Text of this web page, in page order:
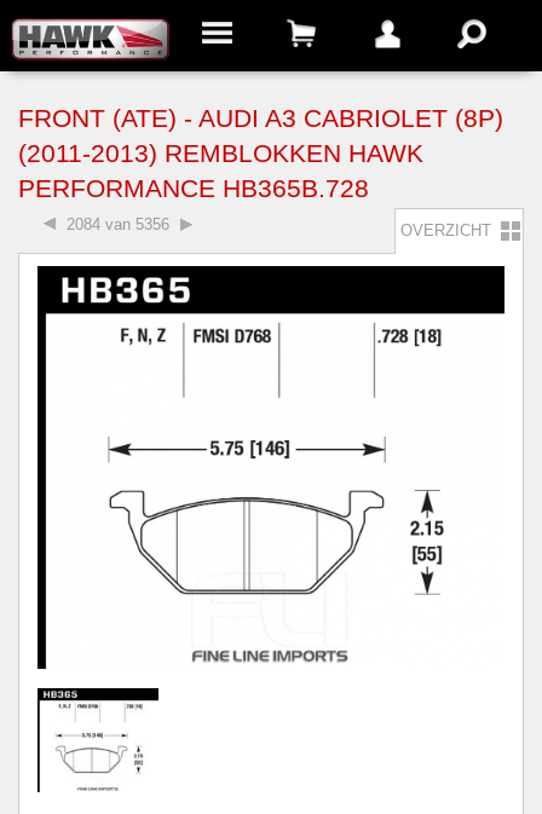
FRONT (ATE) - AUDI A3 CABRIOLET (8P)
(2011-2013) REMBLOKKEN HAWK
PERFORMANCE HB365B.728
2084 van 5356 OVERZICHT